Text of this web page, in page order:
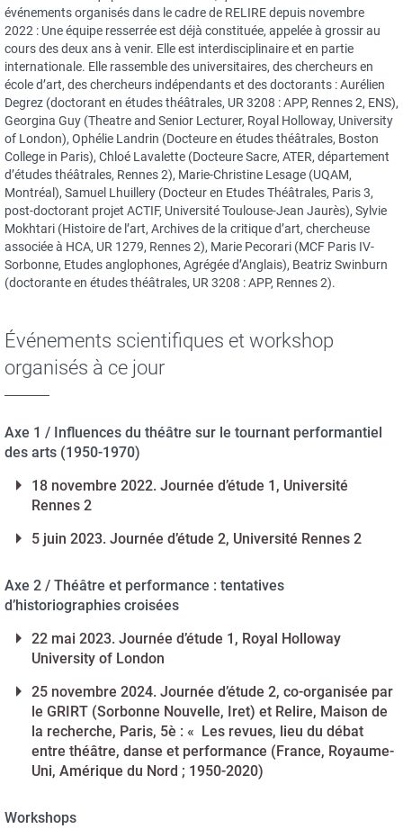
événements organisés dans le cadre de RELIRE depuis novembre
2022 : Une équipe resserrée est déjà constituée, appelée à grossir au
cours des deux ans à venir. Elle est interdisciplinaire et en partie
internationale. Elle rassemble des universitaires, des chercheurs en
école d’art, des chercheurs indépendants et des doctorants : Aurélien
Degrez (doctorant en études théâtrales, UR 3208 : APP, Rennes 2, ENS),
Georgina Guy (Theatre and Senior Lecturer, Royal Holloway, University
of London), Ophélie Landrin (Docteure en études théâtrales, Boston
College in Paris), Chloé Lavalette (Docteure Sacre, ATER, département
d’études théâtrales, Rennes 2), Marie-Christine Lesage (UQAM,
Montréal), Samuel Lhuillery (Docteur en Etudes Théâtrales, Paris 3,
post-doctorant projet ACTIF, Université Toulouse-Jean Jaurès), Sylvie
Mokhtari (Histoire de l’art, Archives de la critique d’art, chercheuse
associée à HCA, UR 1279, Rennes 2), Marie Pecorari (MCF Paris IV-
Sorbonne, Etudes anglophones, Agrégée d’Anglais), Beatriz Swinburn
(doctorante en études théâtrales, UR 3208 : APP, Rennes 2).
Événements scientifiques et workshop
organisés à ce jour
Axe 1 / Influences du théâtre sur le tournant performantiel
des arts (1950-1970)
18 novembre 2022. Journée d’étude 1, Université
Rennes 2
5 juin 2023. Journée d’étude 2, Université Rennes 2
Axe 2 / Théâtre et performance : tentatives
d’historiographies croisées
22 mai 2023. Journée d’étude 1, Royal Holloway
University of London
25 novembre 2024. Journée d’étude 2, co-organisée par
le GRIRT (Sorbonne Nouvelle, Iret) et Relire, Maison de
la recherche, Paris, 5è : « Les revues, lieu du débat
entre théâtre, danse et performance (France, Royaume-
Uni, Amérique du Nord ; 1950-2020)
Workshops